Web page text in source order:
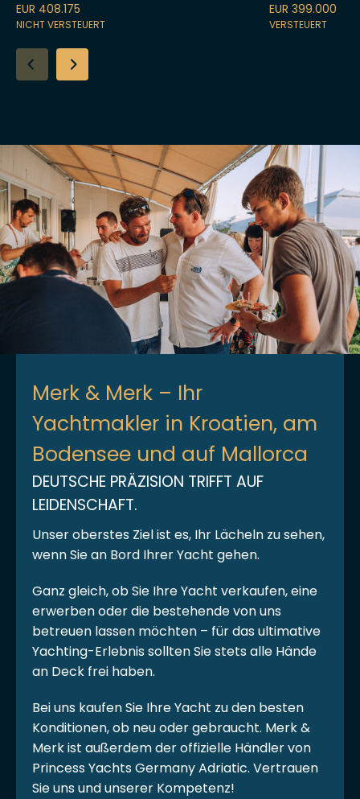
EUR 408.175
NICHT VERSTEUERT
EUR 399.000
VERSTEUERT
Merk & Merk – Ihr
Yachtmakler in Kroatien, am
Bodensee und auf Mallorca
DEUTSCHE PRÄZISION TRIFFT AUF
LEIDENSCHAFT.
Unser oberstes Ziel ist es, Ihr Lächeln zu sehen,
wenn Sie an Bord Ihrer Yacht gehen.
Ganz gleich, ob Sie Ihre Yacht verkaufen, eine
erwerben oder die bestehende von uns
betreuen lassen möchten – für das ultimative
Yachting-Erlebnis sollten Sie stets alle Hände
an Deck frei haben.
Bei uns kaufen Sie Ihre Yacht zu den besten
Konditionen, ob neu oder gebraucht. Merk &
Merk ist außerdem der offizielle Händler von
Princess Yachts Germany Adriatic. Vertrauen
Sie uns und unserer Kompetenz!